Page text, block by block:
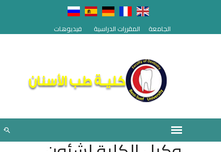
الجامعة المقررات الدراسية فيديوهات